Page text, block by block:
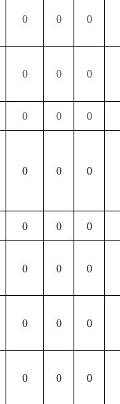
0 0 0
0 0 0
0 0 0
0 0 0
0 0 0
0 0 0
0 0 0
0 0 0